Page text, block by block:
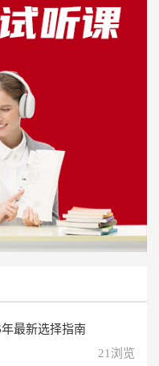
最新选择指南
21浏览